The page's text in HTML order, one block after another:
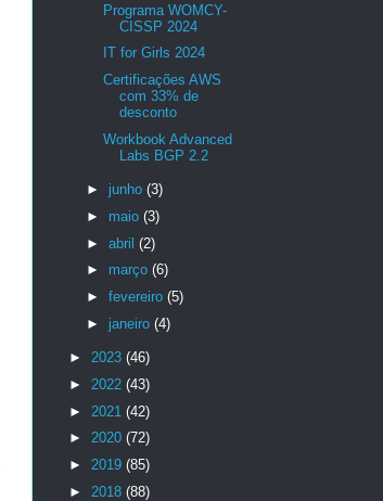
Programa WOMCY-
CISSP 2024
IT for Girls 2024
Certificações AWS
com 33% de
desconto
Workbook Advanced
Labs BGP 2.2
► junho (3)
► maio (3)
► abril (2)
► março (6)
► fevereiro (5)
► janeiro (4)
► 2023 (46)
► 2022 (43)
► 2021 (42)
► 2020 (72)
► 2019 (85)
► 2018 (88)